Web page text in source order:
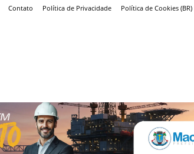
Contato Política de Privacidade Política de Cookies (BR)